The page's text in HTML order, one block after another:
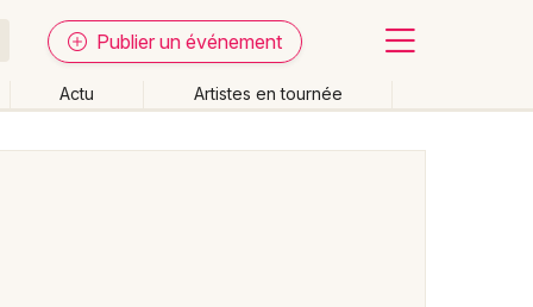
Publier un événement
Actu Artistes en tournée